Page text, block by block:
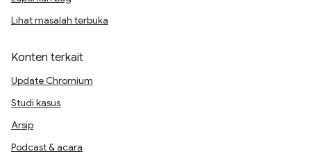
Lihat masalah terbuka
Konten terkait
Update Chromium
Studi kasus
Arsip
Podcast & acara